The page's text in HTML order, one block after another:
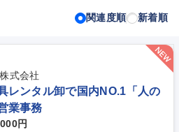
関連度順 新着順
式会社
レンタル卸で国内NO.1「人の
業事務
円